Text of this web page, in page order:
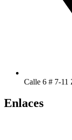
Calle 6 # 7-11
Enlaces